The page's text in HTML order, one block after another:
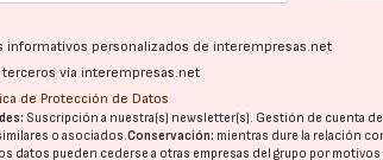
personalizados de interempresas.net
vía interempresas.net
de Protección de Datos
Suscripción a nuestra(s) newsletter(s). Gestión de cuenta
o asociados.Conservación: mientras dure la relación
datos pueden cederse a otras empresas del grupo por